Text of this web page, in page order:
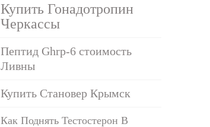
Купить Гонадотропин
Черкассы
Пептид Ghrp-6 стоимость
Ливны
Купить Становер Крымск
Как Поднять Тестостерон В